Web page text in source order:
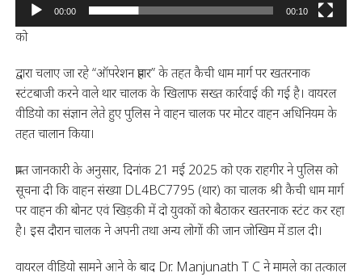
00:00 00:10
को
द्वारा चलाए जा रहे “ऑपरेशन प्रहार” के तहत कैची धाम मार्ग पर खतरनाक
स्टंटबाजी करने वाले थार चालक के खिलाफ सख्त कार्रवाई की गई है। वायरल
वीडियो का संज्ञान लेते हुए पुलिस ने वाहन चालक पर मोटर वाहन अधिनियम के
तहत चालान किया।
प्राप्त जानकारी के अनुसार, दिनांक 21 मई 2025 को एक राहगीर ने पुलिस को
सूचना दी कि वाहन संख्या DL4BC7795 (थार) का चालक श्री कैची धाम मार्ग
पर वाहन की बोनट एवं खिड़की में दो युवकों को बैठाकर खतरनाक स्टंट कर रहा
है। इस दौरान चालक ने अपनी तथा अन्य लोगों की जान जोखिम में डाल दी।
वायरल वीडियो सामने आने के बाद Dr. Manjunath T C ने मामले का तत्काल